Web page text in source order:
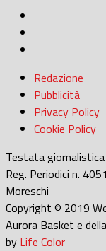
Redazione
Pubblicità
Privacy Policy
Cookie Policy
Testata
Reg. Periodici n.
Moreschi
Copyright © 2019
Aurora Basket e
by Life Color